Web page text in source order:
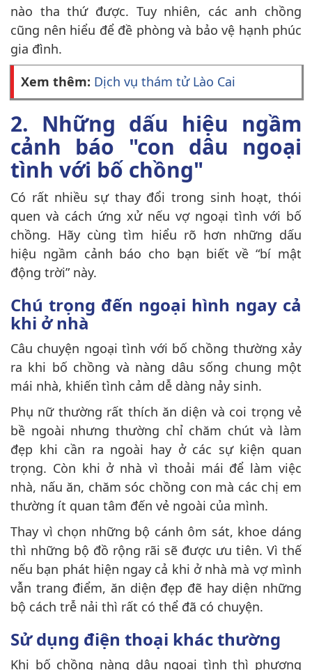
nào tha thứ được. Tuy nhiên, các anh chồng
cũng nên hiểu để đề phòng và bảo vệ hạnh phúc
gia đình.
Xem thêm: Dịch vụ thám tử Lào Cai
2. Những dấu hiệu ngầm
cảnh báo "con dâu ngoại
tình với bố chồng"
Có rất nhiều sự thay đổi trong sinh hoạt, thói
quen và cách ứng xử nếu vợ ngoại tình với bố
chồng. Hãy cùng tìm hiểu rõ hơn những dấu
hiệu ngầm cảnh báo cho bạn biết về “bí mật
động trời” này.
Chú trọng đến ngoại hình ngay cả
khi ở nhà
Câu chuyện ngoại tình với bố chồng thường xảy
ra khi bố chồng và nàng dâu sống chung một
mái nhà, khiến tình cảm dễ dàng nảy sinh.
Phụ nữ thường rất thích ăn diện và coi trọng vẻ
bề ngoài nhưng thường chỉ chăm chút và làm
đẹp khi cần ra ngoài hay ở các sự kiện quan
trọng. Còn khi ở nhà vì thoải mái để làm việc
nhà, nấu ăn, chăm sóc chồng con mà các chị em
thường ít quan tâm đến vẻ ngoài của mình.
Thay vì chọn những bộ cánh ôm sát, khoe dáng
thì những bộ đồ rộng rãi sẽ được ưu tiên. Vì thế
nếu bạn phát hiện ngay cả khi ở nhà mà vợ mình
vẫn trang điểm, ăn diện đẹp đẽ hay diện những
bộ cách trễ nải thì rất có thể đã có chuyện.
Sử dụng điện thoại khác thường
Khi bố chồng nàng dâu ngoại tình thì phương